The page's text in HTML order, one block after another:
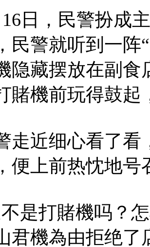
日，民警扮成
民警就听到一阵
隐藏摆放在副食
賭機前玩得鼓起
走近细心看了看
便上前热忱地号
是打賭機吗？
君機為由拒绝了